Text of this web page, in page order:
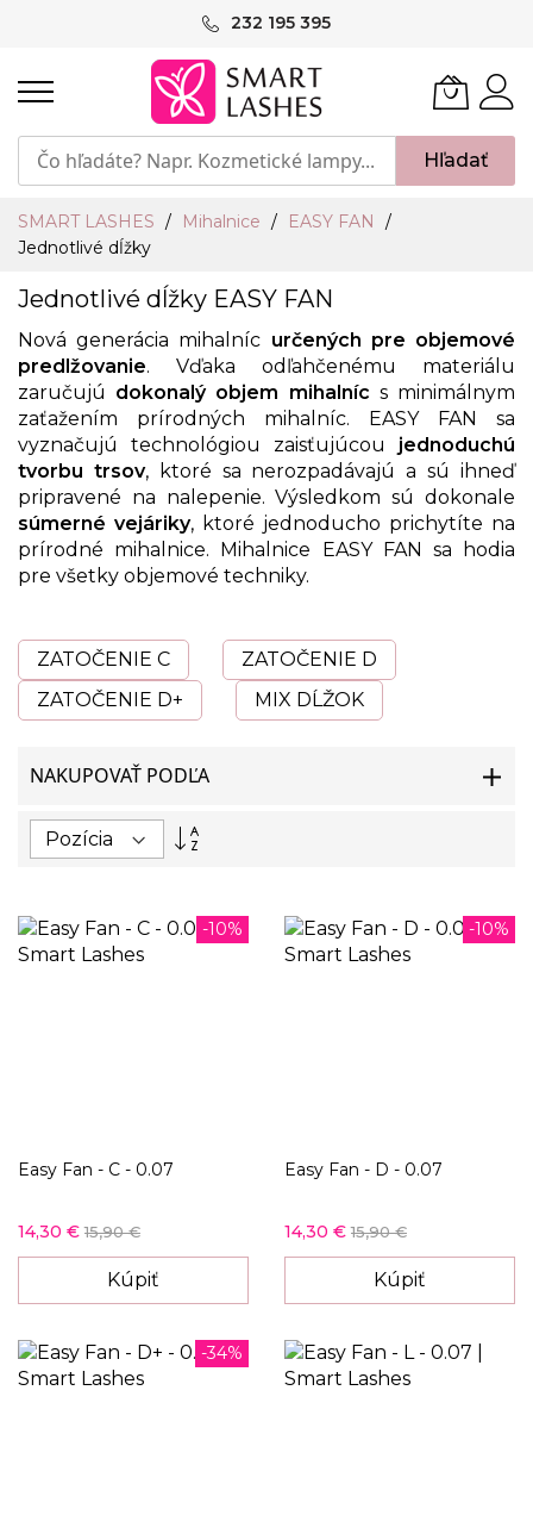
232 195 395
Hľadať
SMART LASHES Mihalnice
EASY FAN
Jednotlivé dĺžky
Jednotlivé dĺžky EASY FAN
Nová generácia mihalníc určených pre objemové
predlžovanie. Vďaka odľahčenému materiálu
zaručujú dokonalý objem mihalníc s minimálnym
zaťažením prírodných mihalníc. EASY FAN sa
vyznačujú technológiou zaisťujúcou jednoduchú
tvorbu trsov, ktoré sa nerozpadávajú a sú ihneď
pripravené na nalepenie. Výsledkom sú dokonale
súmerné vejáriky, ktoré jednoducho prichytíte na
prírodné mihalnice. Mihalnice EASY FAN sa hodia
pre všetky objemové techniky.
ZATOČENIE C
ZATOČENIE D
ZATOČENIE D+
MIX DĹŽOK
NAKUPOVAŤ PODĽA
Nastaviť
-10%
Easy Fan - C - 0.07
14,30 € 15,90 €
Kúpiť
-10%
Easy Fan - D - 0.07
14,30 € 15,90 €
Kúpiť
-34%